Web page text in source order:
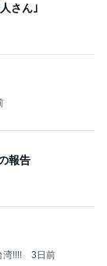
さん｣
報告
湾!!!! 3日前